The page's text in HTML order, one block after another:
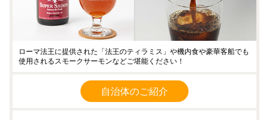
ローマ法王に提供された「法王のティラミス」や機内食や豪華客船でも
使用されるスモークサーモンなどご堪能ください！
自治体のご紹介